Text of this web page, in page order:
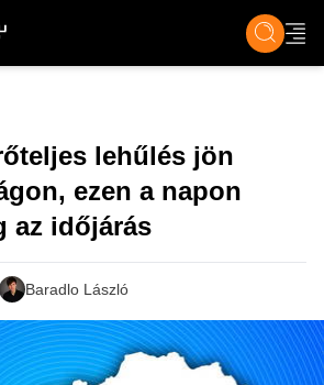
KULT ÉLET TECH &
lehűlés jön
ezen a napon
az időjárás
Baradlo László